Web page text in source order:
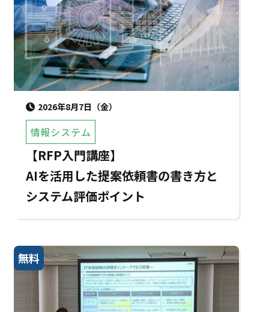
2026年8月7日（金）
情報システム
【RFP入門講座】
AIを活用した提案依頼書の書き方と
システム評価ポイント
無料